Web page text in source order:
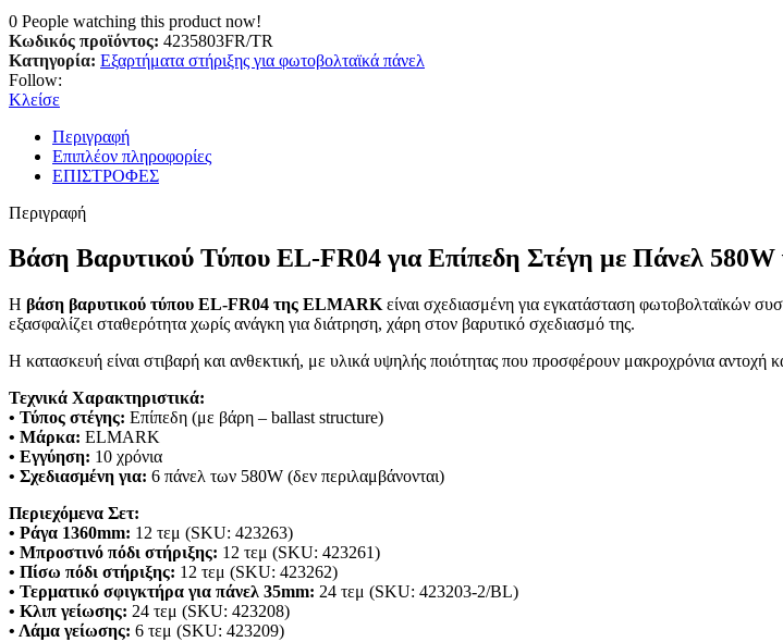
0 People watching this product now!
Κωδικός προϊόντος: 4235803FR/TR
Κατηγορία: Εξαρτήματα στήριξης για φωτοβολταϊκά πάνελ
Follow:
Κλείσε
Περιγραφή
Επιπλέον πληροφορίες
ΕΠΙΣΤΡΟΦΕΣ
Περιγραφή
Βάση Βαρυτικού Τύπου EL-FR04 για Επίπεδη Στέγη με Πάνελ
Η βάση βαρυτικού τύπου EL-FR04 της ELMARK είναι σχεδιασμένη για εγκατάσταση φωτοβολταϊκών
εξασφαλίζει σταθερότητα χωρίς ανάγκη για διάτρηση, χάρη στον βαρυτικό σχεδιασμό της.
Η κατασκευή είναι στιβαρή και ανθεκτική, με υλικά υψηλής ποιότητας που προσφέρουν μακροχρόνια αντοχή
Τεχνικά Χαρακτηριστικά:
• Τύπος στέγης: Επίπεδη (με βάρη – ballast structure)
• Μάρκα: ELMARK
• Εγγύηση: 10 χρόνια
• Σχεδιασμένη για: 6 πάνελ των 580W (δεν περιλαμβάνονται)
Περιεχόμενα Σετ:
• Ράγα 1360mm: 12 τεμ (SKU: 423263)
• Μπροστινό πόδι στήριξης: 12 τεμ (SKU: 423261)
• Πίσω πόδι στήριξης: 12 τεμ (SKU: 423262)
• Τερματικό σφιγκτήρα για πάνελ 35mm: 24 τεμ (SKU: 423203-2/BL)
• Κλιπ γείωσης: 24 τεμ (SKU: 423208)
• Λάμα γείωσης: 6 τεμ (SKU: 423209)